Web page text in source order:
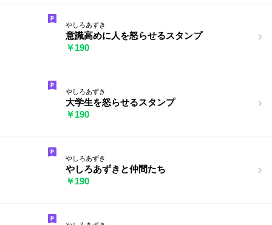
やしろあずき
意識高めに人を怒らせるスタンプ
￥190
やしろあずき
大学生を怒らせるスタンプ
￥190
やしろあずき
やしろあずきと仲間たち
￥190